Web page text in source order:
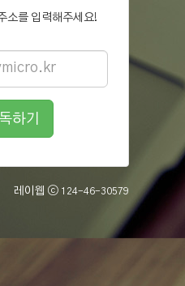
소를 입력해주세요!
address
하기
레이웹 ⓒ 124-46-30579